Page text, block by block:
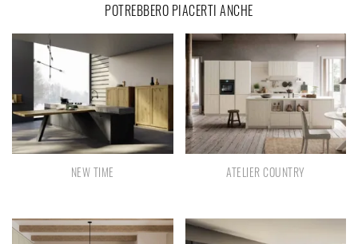
POTREBBERO PIACERTI ANCHE
NEW TIME ATELIER COUNTRY